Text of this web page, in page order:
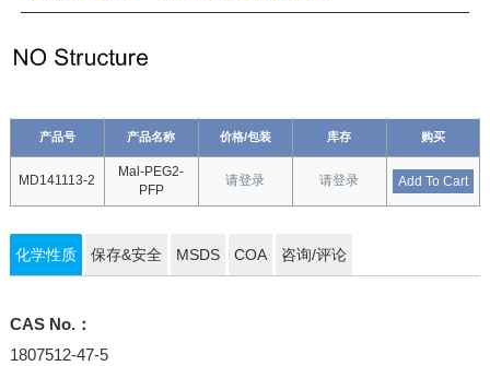
产品号 产品名称 价格/包装 库存 购买
MD141113-2
Mal-PEG2-
PFP
请登录 请登录 Add To Cart
化学性质 保存&安全 MSDS COA 咨询/评论
CAS No.：
1807512-47-5